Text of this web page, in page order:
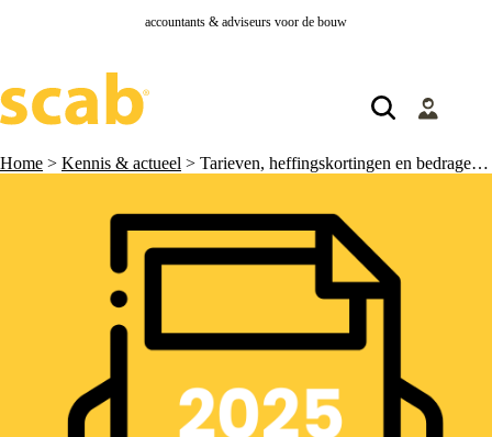
accountants & adviseurs voor de bouw
Home > Kennis & actueel > Tarieven, heffingskortingen en bedragen inkomstenbelasting 2025